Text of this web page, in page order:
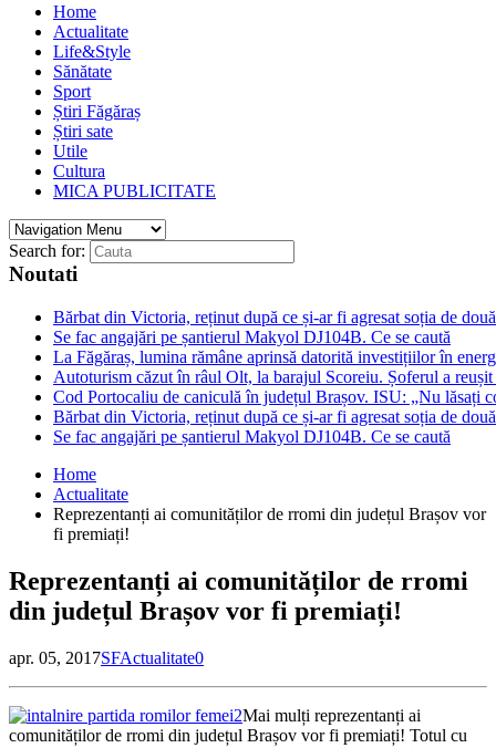
Home
Actualitate
Life&Style
Sănătate
Sport
Știri Făgăraș
Știri sate
Utile
Cultura
MICA PUBLICITATE
Search for:
Noutati
Bărbat din Victoria, reținut după ce și-ar fi agresat soția de
Se fac angajări pe șantierul Makyol DJ104B. Ce se caută
La Făgăraș, lumina rămâne aprinsă datorită investițiilor în
Autoturism căzut în râul Olt, la barajul Scoreiu. Șoferul a reușit
Cod Portocaliu de caniculă în județul Brașov. ISU: „Nu lăsați
Bărbat din Victoria, reținut după ce și-ar fi agresat soția de
Se fac angajări pe șantierul Makyol DJ104B. Ce se caută
Home
Actualitate
Reprezentanți ai comunităților de rromi din județul Brașov vor
fi premiați!
Reprezentanți ai comunităților de rromi
din județul Brașov vor fi premiați!
apr. 05, 2017SFActualitate0
Mai mulți reprezentanți ai
comunităților de rromi din județul Brașov vor fi premiați! Totul cu